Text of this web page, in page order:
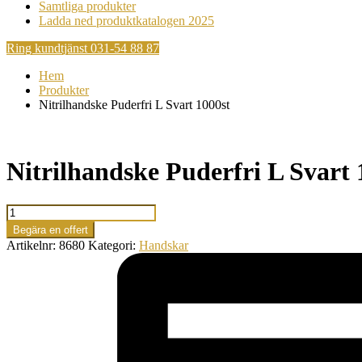
Samtliga produkter
Ladda ned produktkatalogen 2025
Ring kundtjänst 031-54 88 87
Hem
Produkter
Nitrilhandske Puderfri L Svart 1000st
Nitrilhandske Puderfri L Svart
Nitrilhandske
Puderfri
L
Svart
Begära en offert
Artikelnr: 8680 Kategori: Handskar